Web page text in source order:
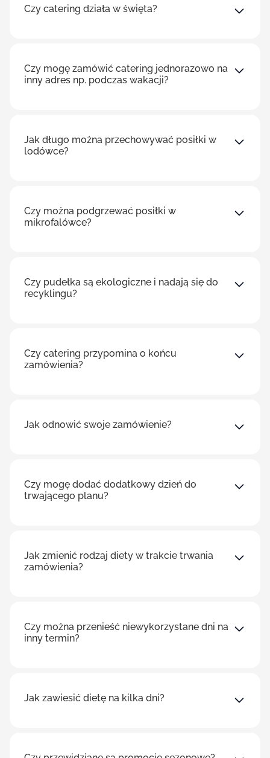
Czy catering działa w święta?
Czy mogę zamówić catering jednorazowo na
inny adres np. podczas wakacji?
Jak długo można przechowywać posiłki w
lodówce?
Czy można podgrzewać posiłki w
mikrofalówce?
Czy pudełka są ekologiczne i nadają się do
recyklingu?
Czy catering przypomina o końcu
zamówienia?
Jak odnowić swoje zamówienie?
Czy mogę dodać dodatkowy dzień do
trwającego planu?
Jak zmienić rodzaj diety w trakcie trwania
zamówienia?
Czy można przenieść niewykorzystane dni na
inny termin?
Jak zawiesić dietę na kilka dni?